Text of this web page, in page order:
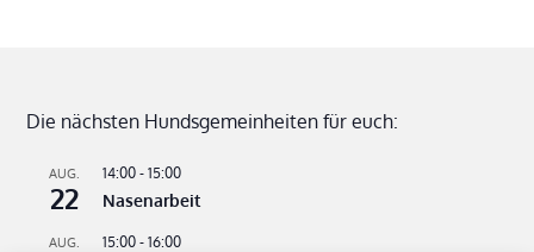
Die nächsten Hundsgemeinheiten für euch:
AUG.
22
14:00 -15:00
Nasenarbeit
AUG. 15:00 -16:00